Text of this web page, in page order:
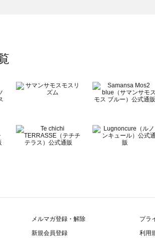
メルマガ登録・解除
新規会員登録
プラ
利用